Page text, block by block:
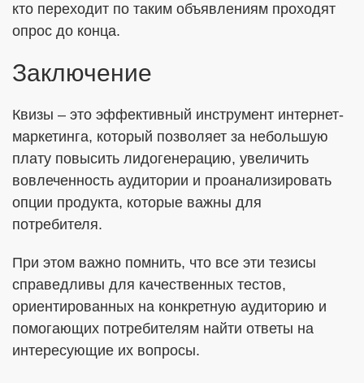
кто переходит по таким объявлениям проходят
опрос до конца.
Заключение
Квизы – это эффективный инструмент интернет-
маркетинга, который позволяет за небольшую
плату повысить лидогенерацию, увеличить
вовлеченность аудитории и проанализировать
опции продукта, которые важны для
потребителя.
При этом важно помнить, что все эти тезисы
справедливы для качественных тестов,
ориентированных на конкретную аудиторию и
помогающих потребителям найти ответы на
интересующие их вопросы.